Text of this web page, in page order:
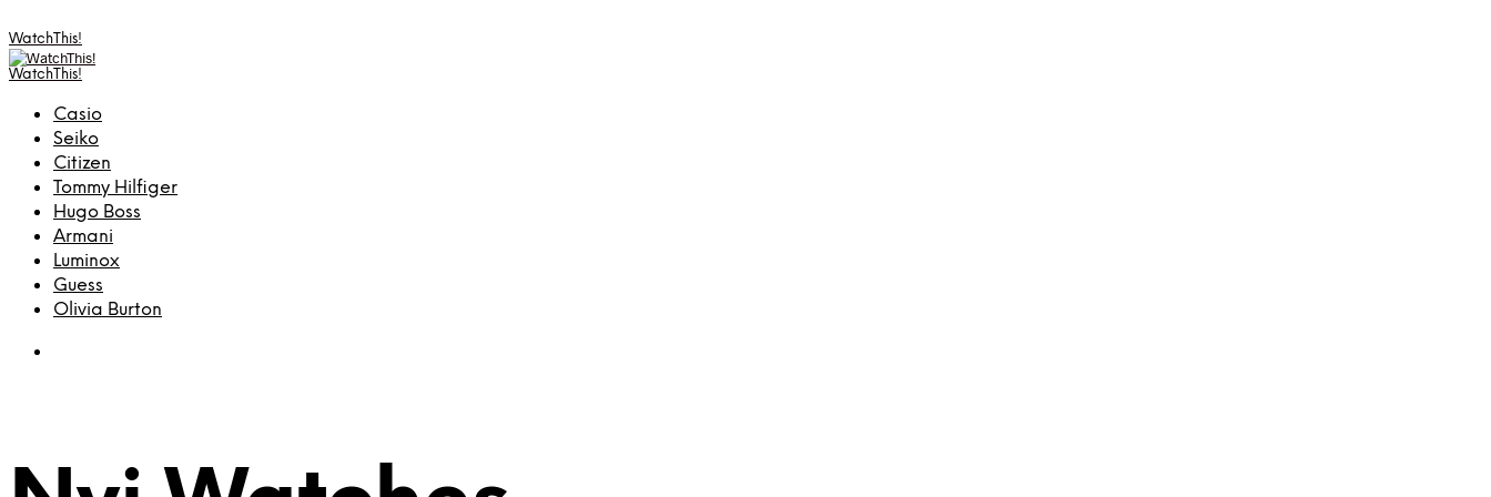
WatchThis!
WatchThis!
Casio
Seiko
Citizen
Tommy Hilfiger
Hugo Boss
Armani
Luminox
Guess
Olivia Burton